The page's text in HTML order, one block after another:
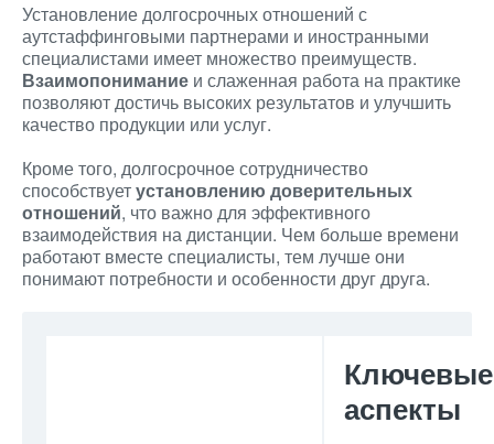
Установление долгосрочных отношений с
аутстаффинговыми партнерами и иностранными
специалистами имеет множество преимуществ.
Взаимопонимание и слаженная работа на практике
позволяют достичь высоких результатов и улучшить
качество продукции или услуг.
Кроме того, долгосрочное сотрудничество
способствуетустановлению доверительных
отношений, что важно для эффективного
взаимодействия на дистанции. Чем больше времени
работают вместе специалисты, тем лучше они
понимают потребности и особенности друг друга.
Ключевые
аспекты